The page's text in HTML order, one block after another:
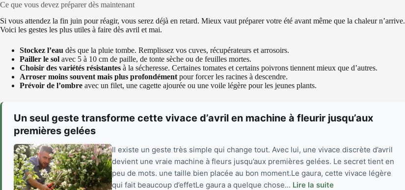
Ce que vous devez préparer dès maintenant
Si vous attendez la fin juin pour réagir, vous serez déjà en retard. Mieux vaut préparer votre été avant même que la chaleur n’arrive.
Voici les gestes les plus utiles à faire dès avril et mai.
Stockez l’eau dès que la pluie tombe. Remplissez vos cuves, récupérateurs et arrosoirs.
Pailler le sol avec 5 à 10 cm de paille, de tonte sèche ou de feuilles mortes.
Choisir des variétés résistantes à la sécheresse. Certaines tomates et certains poivrons tiennent mieux que d’autres.
Arroser moins souvent mais plus profondément pour forcer les racines à descendre.
Prévoir de l’ombre avec un filet, une cagette ajourée ou une voile légère pour les jeunes plants.
Un seul geste transforme cette vivace d’avril en machine à fleurir jusqu’aux
premières gelées
Il existe un geste très simple qui change tout. Avec lui, une vivace discrète d’avril
devient une vraie machine à fleurs jusqu’aux premières gelées. Le secret tient en
peu de mots. une taille bien placée au bon moment.Le gaura, cette vivace légère
qui fait beaucoup d’effetLe gaura a quelque chose... Lire la suite